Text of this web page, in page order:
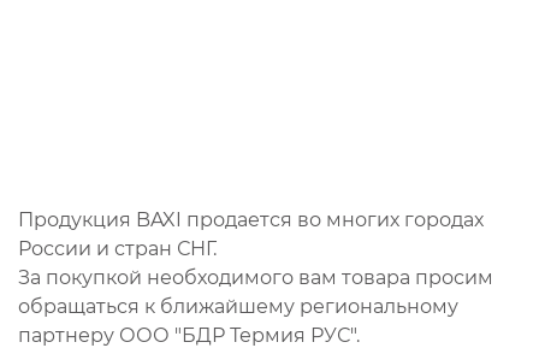
Продукция BAXI продается во многих городах
России и стран СНГ.
За покупкой необходимого вам товара просим
обращаться к ближайшему региональному
партнеру ООО "БДР Термия РУС".